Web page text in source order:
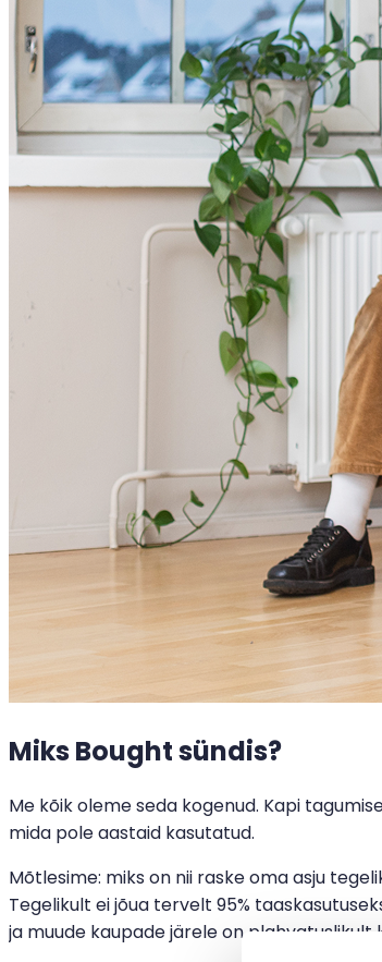
Miks Bought sündis?
Me kõik oleme seda kogenud. Kapi
mida pole aastaid kasutatud.
Mõtlesime: miks on nii raske oma asju
Tegelikult ei jõua tervelt 95%
ja muude kaupade järele on plahvatuslikult